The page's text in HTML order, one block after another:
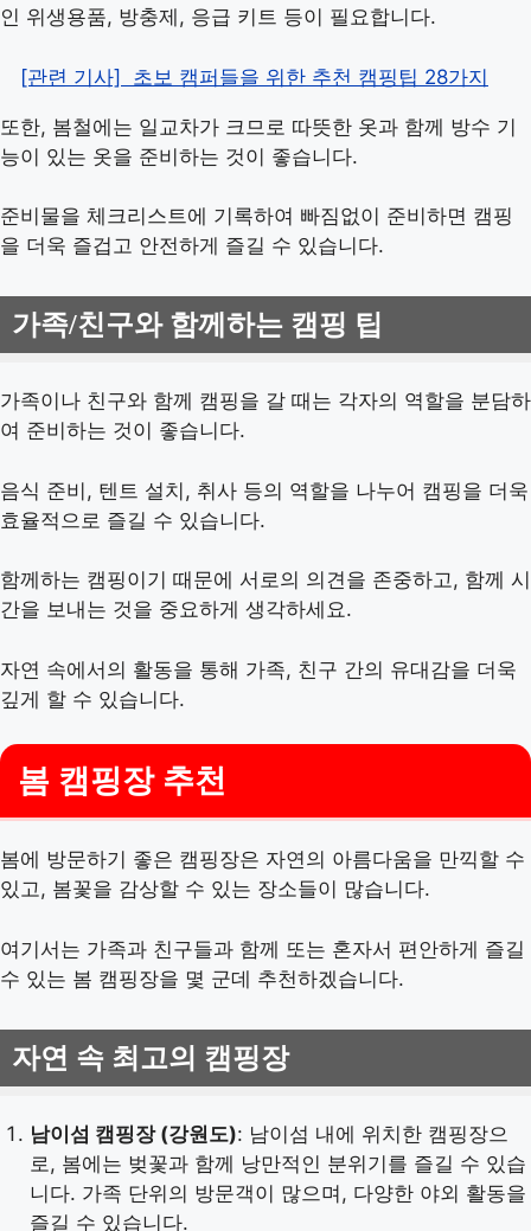
인 위생용품, 방충제, 응급 키트 등이 필요합니다.
[관련 기사] 초보 캠퍼들을 위한 추천 캠핑팁 28가지
또한, 봄철에는 일교차가 크므로 따뜻한 옷과 함께 방수 기
능이 있는 옷을 준비하는 것이 좋습니다.
준비물을 체크리스트에 기록하여 빠짐없이 준비하면 캠핑
을 더욱 즐겁고 안전하게 즐길 수 있습니다.
가족/친구와 함께하는 캠핑 팁
가족이나 친구와 함께 캠핑을 갈 때는 각자의 역할을 분담하
여 준비하는 것이 좋습니다.
음식 준비, 텐트 설치, 취사 등의 역할을 나누어 캠핑을 더욱
효율적으로 즐길 수 있습니다.
함께하는 캠핑이기 때문에 서로의 의견을 존중하고, 함께 시
간을 보내는 것을 중요하게 생각하세요.
자연 속에서의 활동을 통해 가족, 친구 간의 유대감을 더욱
깊게 할 수 있습니다.
봄 캠핑장 추천
봄에 방문하기 좋은 캠핑장은 자연의 아름다움을 만끽할 수
있고, 봄꽃을 감상할 수 있는 장소들이 많습니다.
여기서는 가족과 친구들과 함께 또는 혼자서 편안하게 즐길
수 있는 봄 캠핑장을 몇 군데 추천하겠습니다.
자연 속 최고의 캠핑장
남이섬 캠핑장 (강원도): 남이섬 내에 위치한 캠핑장으
로, 봄에는 벚꽃과 함께 낭만적인 분위기를 즐길 수 있습
니다. 가족 단위의 방문객이 많으며, 다양한 야외 활동을
즐길 수 있습니다.